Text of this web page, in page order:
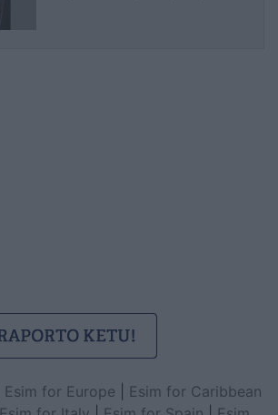
Esim for Europe
Esim for Caribbean